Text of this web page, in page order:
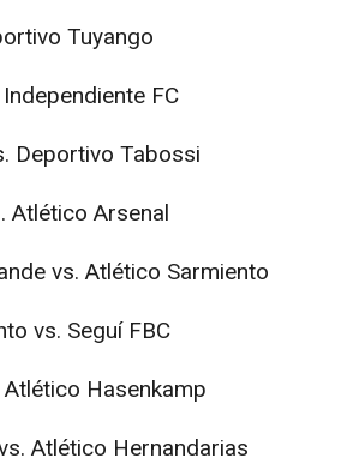
Tuyango
FC
Deportivo Tabossi
Atlético Arsenal
vs. Atlético Sarmiento
vs. Seguí FBC
Hasenkamp
Atlético Hernandarias